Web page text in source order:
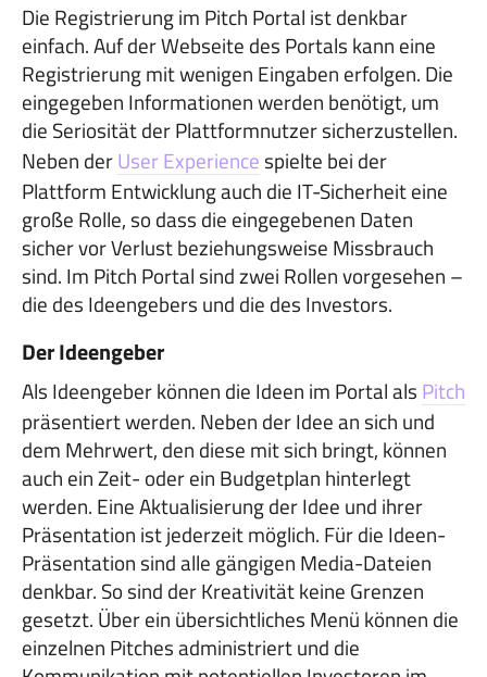
Die Registrierung im Pitch Portal ist denkbar
einfach. Auf der Webseite des Portals kann eine
Registrierung mit wenigen Eingaben erfolgen. Die
eingegeben Informationen werden benötigt, um
die Seriosität der Plattformnutzer sicherzustellen.
Neben derUser Experience spielte bei der
Plattform Entwicklung auch die IT-Sicherheit eine
große Rolle, so dass die eingegebenen Daten
sicher vor Verlust beziehungsweise Missbrauch
sind. Im Pitch Portal sind zwei Rollen vorgesehen –
die des Ideengebers und die des Investors.
Der Ideengeber
Als Ideengeber können die Ideen im Portal als Pitch
präsentiert werden. Neben der Idee an sich und
dem Mehrwert, den diese mit sich bringt, können
auch ein Zeit- oder ein Budgetplan hinterlegt
werden. Eine Aktualisierung der Idee und ihrer
Präsentation ist jederzeit möglich. Für die Ideen-
Präsentation sind alle gängigen Media-Dateien
denkbar. So sind der Kreativität keine Grenzen
gesetzt. Über ein übersichtliches Menü können die
einzelnen Pitches administriert und die